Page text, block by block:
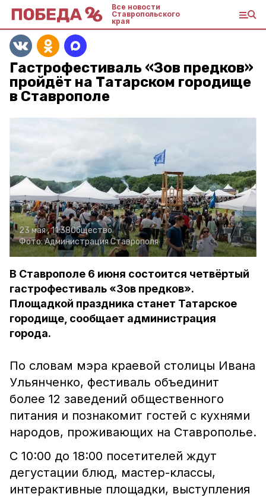
Все новости
Ставропольского
края
Гастрофестиваль «Зов предков»
пройдёт на Татарском городище
в Ставрополе
23 мая , 11:38Общество
Фото:Администрация Ставрополя
В Ставрополе 6 июня состоится четвёртый
гастрофестиваль «Зов предков».
Площадкой праздника станет Татарское
городище, сообщает администрация
города.
По словам мэра краевой столицы Ивана
Ульянченко, фестиваль объединит
более 12 заведений общественного
питания и познакомит гостей с кухнями
народов, проживающих на Ставрополье.
С 10:00 до 18:00 посетителей ждут
дегустации блюд, мастер-классы,
интерактивные площадки, выступления